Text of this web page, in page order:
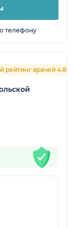
телефону
рейтинг врачей 4.8